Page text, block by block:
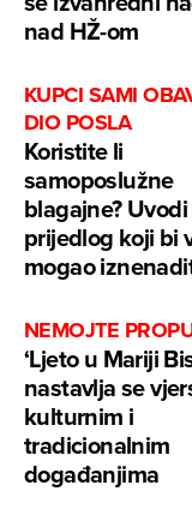
nad HŽ-om
KUPCI SAMI
DIO POSLA
Koristite li
samoposlužne
blagajne?
prijedlog koji bi
mogao
NEMOJTE
‘Ljeto u Mariji
nastavlja se
kulturnim i
tradicionalnim
događanjima